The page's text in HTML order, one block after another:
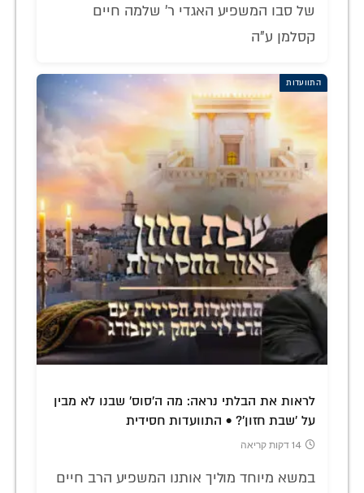
של סבו המשפיע האגדי ר' שלמה חיים
קסלמן ע"ה
התוועדות
לראות את הבלתי נראה: מה ה'סוס' שבנו לא מבין
על 'שבת חזון'? • התוועדות חסידית
14 דקות קריאה
במשא מיוחד מוליך אותנו המשפיע הרב חיים